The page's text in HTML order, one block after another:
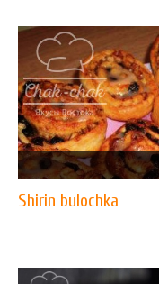
Shirin bulochka